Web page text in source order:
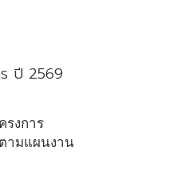
รงการ
ามแผนงาน
ปี 2569